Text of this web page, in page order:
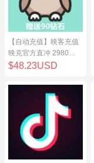
【自动充值】映客充值
映克官方直冲 2980钻
石 298元 inke钻石
$48.23USD